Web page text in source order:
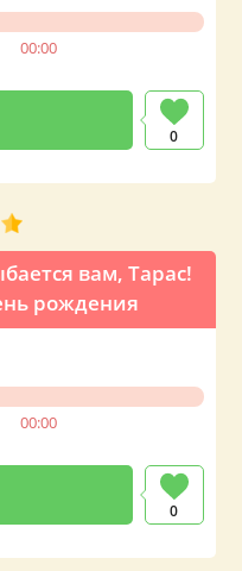
00:00
0
вам, Тарас!
рождения
00:00
0